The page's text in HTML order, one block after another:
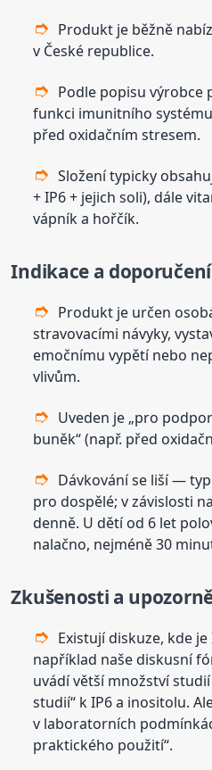
Produkt je běžně
v České republice.
Podle popisu
funkci imunitního
před oxidačním stresem.
Složení typicky
+ IP6 + jejich soli), dále
vápník a hořčík.
Indikace a doporučení
Produkt je určen
stravovacími návyky,
emočnímu vypětí nebo
vlivům.
Uveden je „pro
buněk“ (např. před
Dávkování se liší —
pro dospělé; v závislosti
denně. U dětí od 6 let
nalačno, nejméně 30
Zkušenosti a
Existují diskuze, kde
například naše diskusní
uvádí větší množství
studií“ k IP6 a inositolu.
v laboratorních
praktického použití“.